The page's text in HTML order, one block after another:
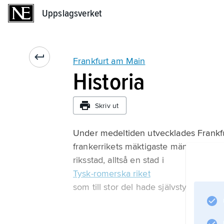
Uppslagsverket
Frankfurt am Main
Historia
Skriv ut
Under medeltiden utvecklades
frankerrikets mäktigaste män
riksstad, alltså en stad i
Tysk-romerska riket
som till stor del hade självstyre.